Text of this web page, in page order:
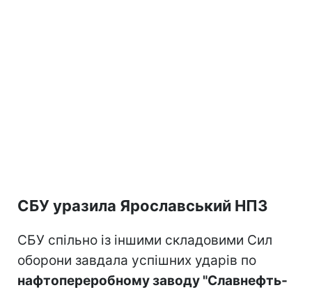
СБУ уразила Ярославський НПЗ
СБУ спільно із іншими складовими Сил
оборони завдала успішних ударів по
нафтопереробному заводу "Славнефть-